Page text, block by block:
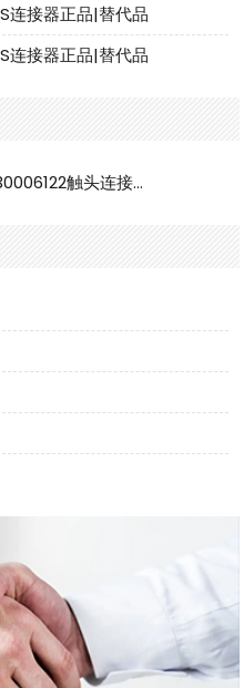
连接器正品|替代品
连接器正品|替代品
触头连接器-兼容HARTING|09330006122触头连接器替代品说明